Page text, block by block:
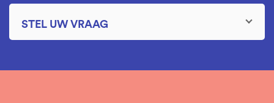
STEL UW VRAAG